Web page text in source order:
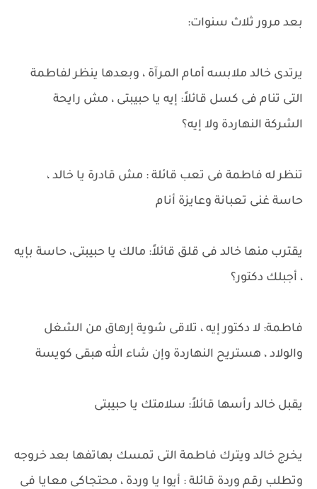
بعد مرور ثلاث سنوات:
يرتدى خالد ملابسه أمام المرآة ، وبعدها ينظر لفاطمة
التى تنام فى كسل قائلاً: إيه يا حبيبتى ، مش رايحة
الشركة النهاردة ولا إيه؟
تنظر له فاطمة فى تعب قائلة : مش قادرة يا خالد ،
حاسة غنى تعبانة وعايزة أنام
يقترب منها خالد فى قلق قائلاً: مالك يا حبيبتى، حاسة بإيه
، أجبلك دكتور؟
فاطمة: لا دكتور إيه ، تلاقى شوية إرهاق من الشغل
والولاد ، هستريح النهاردة وإن شاء الله هبقى كويسة
يقبل خالد رأسها قائلاً: سلامتك يا حبيبتى
يخرج خالد ويترك فاطمة التى تمسك بهاتفها بعد خروجه
وتطلب رقم وردة قائلة : أيوا يا وردة ، محتجاكى معايا فى